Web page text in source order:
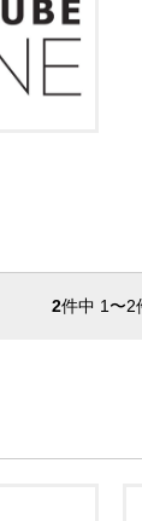
2件中 1〜2